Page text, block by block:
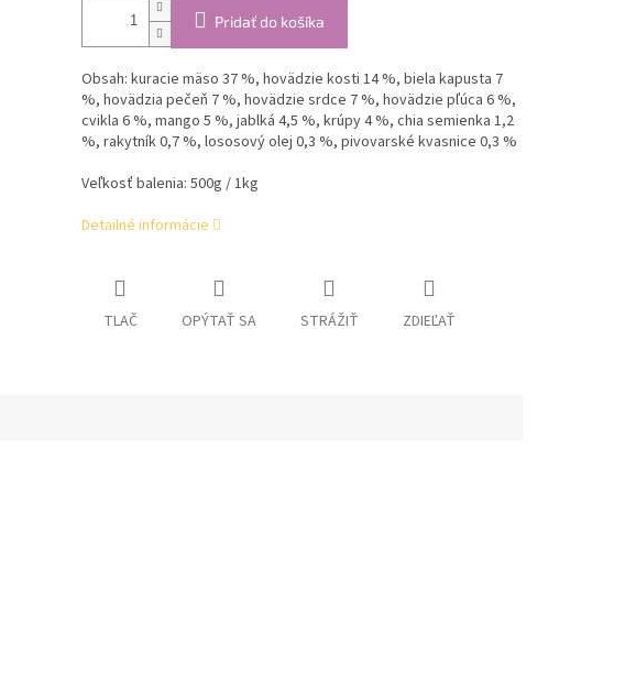
Pridať do košíka
Obsah: kuracie mäso 37 %, hovädzie kosti 14 %, biela kapusta 7
%, hovädzia pečeň 7 %, hovädzie srdce 7 %, hovädzie pľúca 6 %,
cvikla 6 %, mango 5 %, jablká 4,5 %, krúpy 4 %, chia semienka 1,2
%, rakytník 0,7 %, lososový olej 0,3 %, pivovarské kvasnice 0,3 %
Veľkosť balenia: 500g / 1kg
Detailné informácie
TLAČ OPÝTAŤ SA STRÁŽIŤ ZDIEĽAŤ